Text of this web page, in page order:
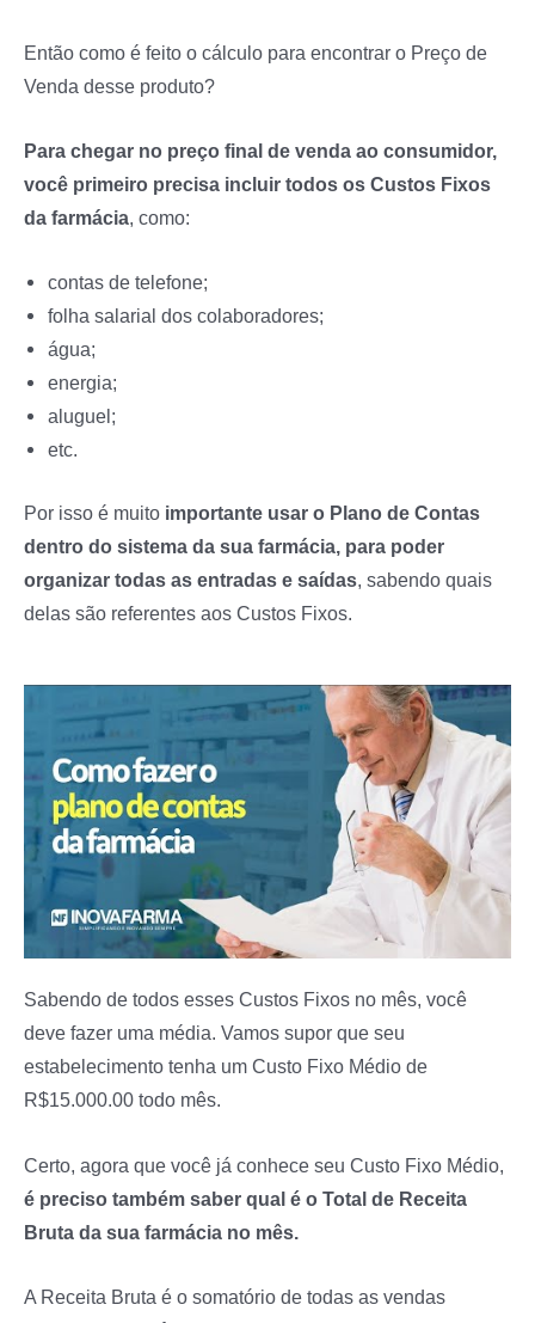
Então como é feito o cálculo para encontrar o Preço de
Venda desse produto?
Para chegar no preço final de venda ao consumidor,
você primeiro precisa incluir todos os Custos Fixos
da farmácia, como:
contas de telefone;
folha salarial dos colaboradores;
água;
energia;
aluguel;
etc.
Por isso é muito importante usar o Plano de Contas
dentro do sistema da sua farmácia, para poder
organizar todas as entradas e saídas, sabendo quais
delas são referentes aos Custos Fixos.
Sabendo de todos esses Custos Fixos no mês, você
deve fazer uma média. Vamos supor que seu
estabelecimento tenha um Custo Fixo Médio de
R$15.000.00 todo mês.
Certo, agora que você já conhece seu Custo Fixo Médio,
é preciso também saber qual é o Total de Receita
Bruta da sua farmácia no mês.
A Receita Bruta é o somatório de todas as vendas